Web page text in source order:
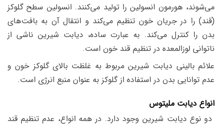
می‌شوند، هورمون انسولین را تولید می‌کنند. انسولین سطح گلوکز
(قند) را در جریان خون تنظیم می‌کند و انتقال آن به بافت‌های
بدن را کنترل می‌کند. به عبارت ساده، دیابت شیرین ناشی از
ناتوانی لوزالمعده در تنظیم قند خون است.
علائم بالینی دیابت شیرین مربوط به غلظت بالای گلوکز خون و
عدم توانایی بدن در استفاده از گلوکز به عنوان منبع انرژی است.
انواع دیابت ملیتوس
دو نوع دیابت شیرین وجود دارد. در همه انواع، عدم تنظیم قند